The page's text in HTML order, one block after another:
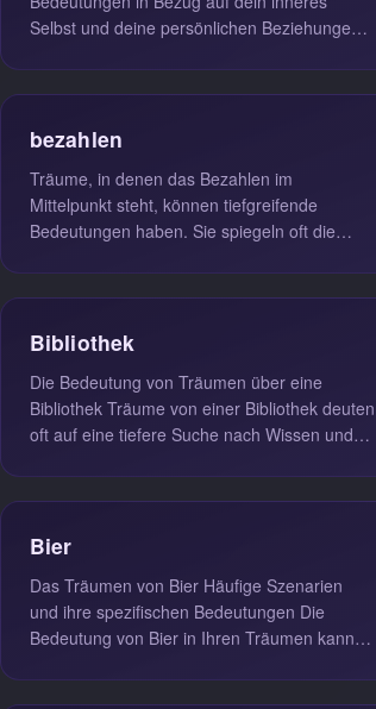
Selbst und deine persönlichen Beziehungen
bezahlen
Träume, in denen das Bezahlen im
Mittelpunkt steht, können tiefgreifende
Bedeutungen haben. Sie spiegeln oft die
Bibliothek
Die Bedeutung von Träumen über eine
Bibliothek Träume von einer Bibliothek deuten
oft auf eine tiefere Suche nach Wissen und
Bier
Das Träumen von Bier Häufige Szenarien
und ihre spezifischen Bedeutungen Die
Bedeutung von Bier in Ihren Träumen kann je